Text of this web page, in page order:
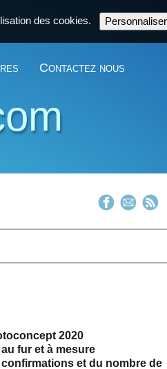
des cookies. Personnaliser
Contactez nous
2020
fur et à mesure
et du nombre de